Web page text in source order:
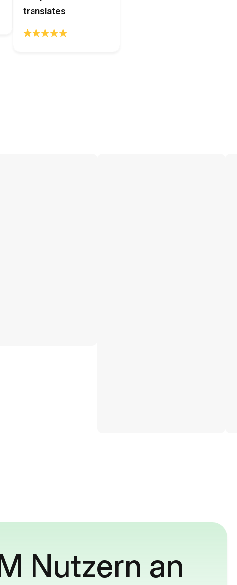
translates
Nutzern an